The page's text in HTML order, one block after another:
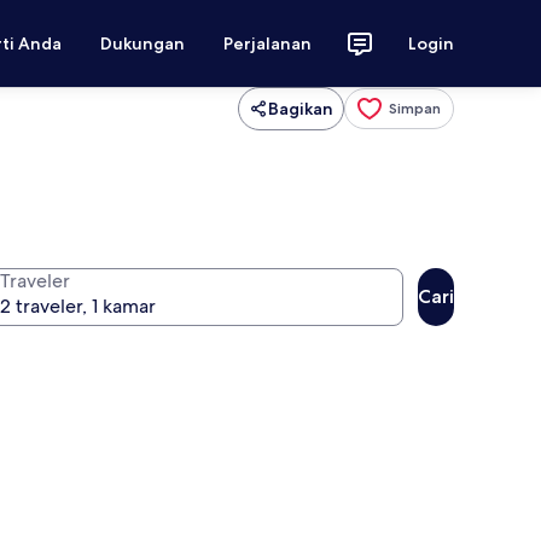
Anda Dukungan Perjalanan Login
Bagikan Simpan
Traveler
Cari